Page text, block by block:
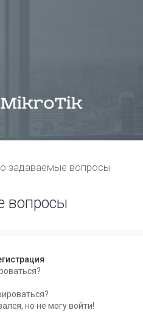
задаваемые вопросы
вопросы
но не могу войти!